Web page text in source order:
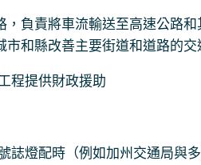
負責將車流輸送至高速公路
和縣改善主要街道和道路的交
程提供財政援助
誌燈配時（例如加州交通局與多